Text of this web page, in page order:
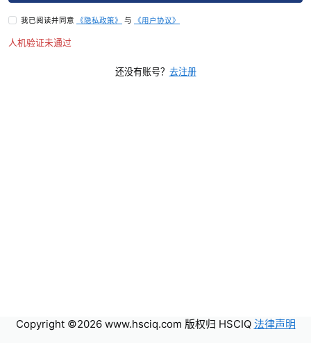
我已阅读并同意 《隐私政策》 与 《用户协议》
人机验证未通过
还没有账号？ 去注册
Copyright ©2026 www.hsciq.com 版权归 HSCIQ 法律声明